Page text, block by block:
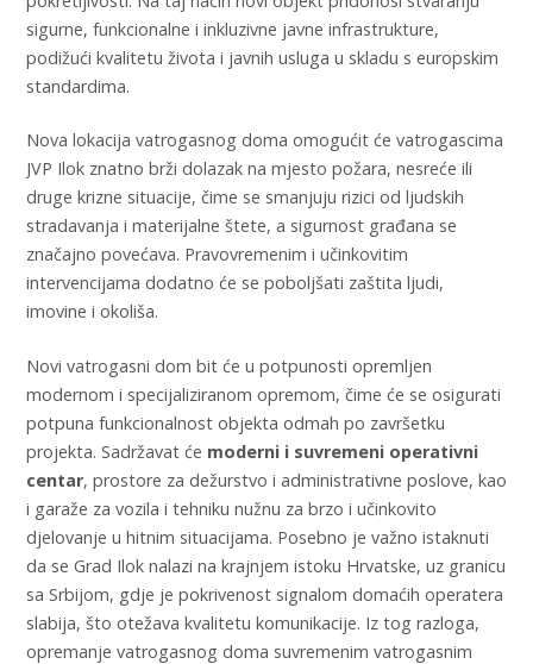
sigurne, funkcionalne i inkluzivne javne infrastrukture,
podižući kvalitetu života i javnih usluga u skladu s europskim
standardima.
Nova lokacija vatrogasnog doma omogućit će vatrogascima
JVP Ilok znatno brži dolazak na mjesto požara, nesreće ili
druge krizne situacije, čime se smanjuju rizici od ljudskih
stradavanja i materijalne štete, a sigurnost građana se
značajno povećava. Pravovremenim i učinkovitim
intervencijama dodatno će se poboljšati zaštita ljudi,
imovine i okoliša.
Novi vatrogasni dom bit će u potpunosti opremljen
modernom i specijaliziranom opremom, čime će se osigurati
potpuna funkcionalnost objekta odmah po završetku
projekta. Sadržavat će moderni i suvremeni operativni
centar, prostore za dežurstvo i administrativne poslove, kao
i garaže za vozila i tehniku nužnu za brzo i učinkovito
djelovanje u hitnim situacijama. Posebno je važno istaknuti
da se Grad Ilok nalazi na krajnjem istoku Hrvatske, uz granicu
sa Srbijom, gdje je pokrivenost signalom domaćih operatera
slabija, što otežava kvalitetu komunikacije. Iz tog razloga,
opremanje vatrogasnog doma suvremenim vatrogasnim